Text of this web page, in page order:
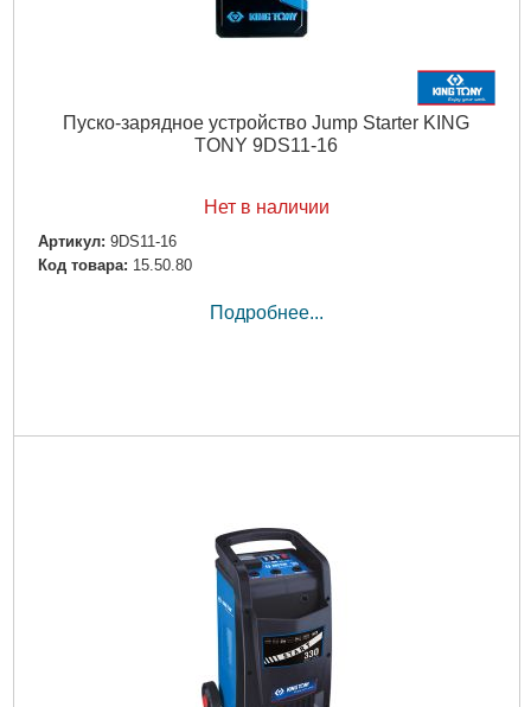
Пуско-зарядное устройство Jump Starter KING
TONY 9DS11-16
Нет в наличии
Артикул: 9DS11-16
Код товара: 15.50.80
Подробнее...